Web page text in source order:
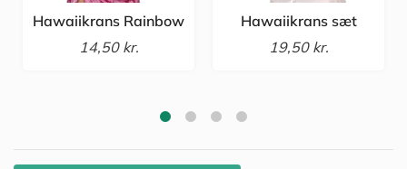
Hawaiikrans Rainbow
14,50 kr.
Hawaiikrans sæt
19,50 kr.